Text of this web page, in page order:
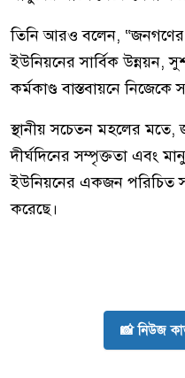
তিনি আরও বলেন,
ইউনিয়নের সার্বিক উন্নয়ন,
কর্মকাণ্ড বাস্তবায়নে
স্থানীয় সচেতন মহলের মতে,
দীর্ঘদিনের সম্পৃক্ততা এবং
ইউনিয়নের একজন পরিচিত
করেছে।
📸 নিউজ